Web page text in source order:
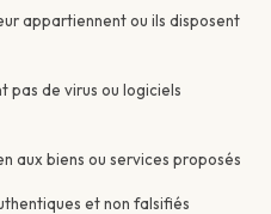
appartiennent ou ils disposent
pas de virus ou logiciels
aux biens ou services proposés
et non falsifiés